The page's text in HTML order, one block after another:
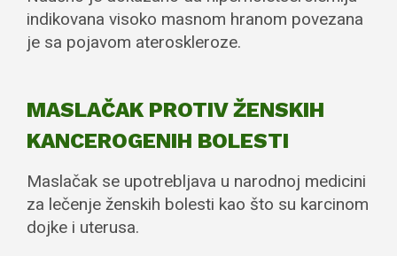
indikovana visoko masnom hranom povezana
je sa pojavom ateroskleroze.
MASLAČAK PROTIV ŽENSKIH
KANCEROGENIH BOLESTI
Maslačak se upotrebljava u narodnoj medicini
za lečenje ženskih bolesti kao što su karcinom
dojke i uterusa.